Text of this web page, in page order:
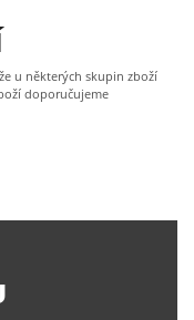
u některých skupin zboží
doporučujeme